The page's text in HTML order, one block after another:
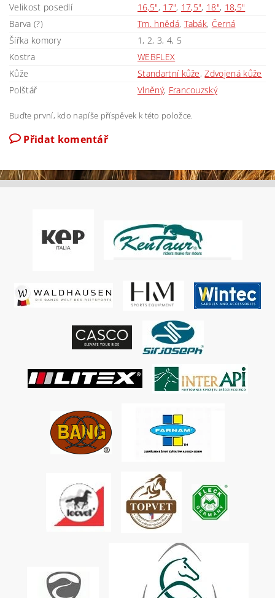
Velikost posedlí 16,5", 17", 17,5", 18", 18,5"
Barva (?)
Tm. hnědá, Tabák, Černá
Šířka komory
1, 2, 3, 4, 5
Kostra
WEBFLEX
Kůže
Standartní kůže,Zdvojená kůže
Polštář
Vlněný, Francouzský
Buďte první, kdo napíše příspěvek k této položce.
Přidat komentář